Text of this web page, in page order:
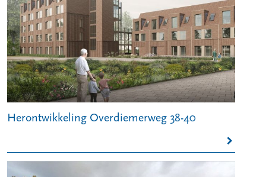
Herontwikkeling Overdiemerweg 38-40